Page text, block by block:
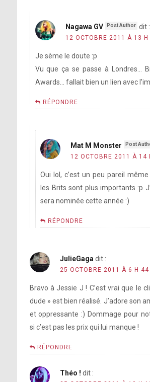
Nagawa GV dit :
12 OCTOBRE 2011 À 13 H
Je sème le doute :p
Vu que ça se passe à Londres…
Awards… fallait bien un lien avec
RÉPONDRE
Mat M Monster
12 OCTOBRE 2011 À 14
Oui lol, c’est un peu pareil
les Brits sont plus importants :p
sera nominée cette année :)
RÉPONDRE
JulieGaga dit :
25 OCTOBRE 2011 À 6 H 44
Bravo à Jessie J ! C’est vrai que le
dude » est bien réalisé. J’adore son
et oppressante :) Dommage pour
si c’est pas les prix qui lui manque !
RÉPONDRE
Théo ! dit :